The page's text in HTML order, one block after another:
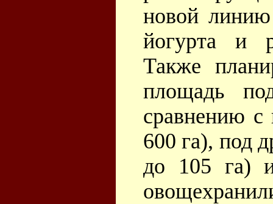
новой линию
йогурта и
Также
площадь
сравнению
600 га), под
до 105 га) и